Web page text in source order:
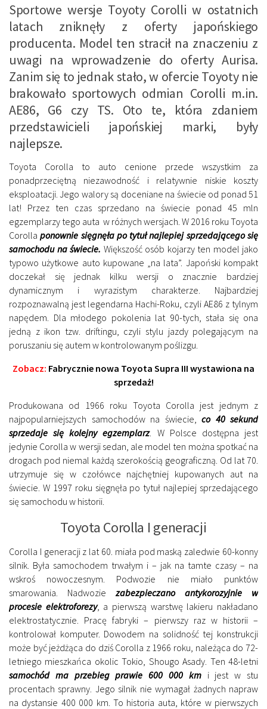
Sportowe wersje Toyoty Corolli w ostatnich
latach zniknęły z oferty japońskiego
producenta. Model ten stracił na znaczeniu z
uwagi na wprowadzenie do oferty Aurisa.
Zanim się to jednak stało, w ofercie Toyoty nie
brakowało sportowych odmian Corolli m.in.
AE86, G6 czy TS. Oto te, która zdaniem
przedstawicieli japońskiej marki, były
najlepsze.
Toyota Corolla to auto cenione przede wszystkim za
ponadprzeciętną niezawodność i relatywnie niskie koszty
eksploatacji. Jego walory są doceniane na świecie od ponad 51
lat! Przez ten czas sprzedano na świecie ponad 45 mln
egzemplarzy tego auta w różnych wersjach. W 2016 roku Toyota
Corollaponownie sięgnęła po tytuł najlepiej sprzedającego się
samochodu na świecie. Większość osób kojarzy ten model jako
typowo użytkowe auto kupowane „na lata”. Japoński kompakt
doczekał się jednak kilku wersji o znacznie bardziej
dynamicznym i wyrazistym charakterze. Najbardziej
rozpoznawalną jest legendarna Hachi-Roku, czyli AE86 z tylnym
napędem. Dla młodego pokolenia lat 90-tych, stała się ona
jedną z ikon tzw. driftingu, czyli stylu jazdy polegającym na
poruszaniu się autem w kontrolowanym poślizgu.
Zobacz: Fabrycznie nowa Toyota Supra III wystawiona na
sprzedaż!
Produkowana od 1966 roku Toyota Corolla jest jednym z
najpopularniejszych samochodów na świecie, co 40 sekund
sprzedaje się kolejny egzemplarz. W Polsce dostępna jest
jedynie Corolla w wersji sedan, ale model ten można spotkać na
drogach pod niemal każdą szerokością geograficzną. Od lat 70.
utrzymuje się w czołówce najchętniej kupowanych aut na
świecie. W 1997 roku sięgnęła po tytuł najlepiej sprzedającego
się samochodu w historii.
Toyota Corolla I generacji
Corolla I generacji z lat 60. miała pod maską zaledwie 60-konny
silnik. Była samochodem trwałym i – jak na tamte czasy – na
wskroś nowoczesnym. Podwozie nie miało punktów
smarowania. Nadwozie zabezpieczano antykorozyjnie w
procesie elektroforezy, a pierwszą warstwę lakieru nakładano
elektrostatycznie. Pracę fabryki – pierwszy raz w historii –
kontrolował komputer. Dowodem na solidność tej konstrukcji
może być jeżdżąca do dziś Corolla z 1966 roku, należąca do 72-
letniego mieszkańca okolic Tokio, Shougo Asady. Ten 48-letni
samochód ma przebieg prawie 600 000 kmi jest w stu
procentach sprawny. Jego silnik nie wymagał żadnych napraw
na dystansie 400 000 km. To historia auta, które w pierwszych